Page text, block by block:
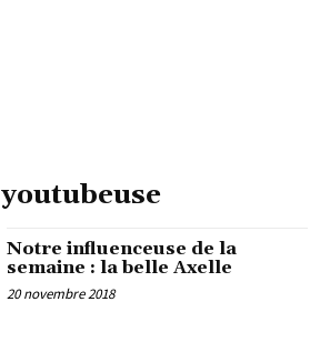
youtubeuse
Notre influenceuse de la
semaine : la belle Axelle
20 novembre 2018